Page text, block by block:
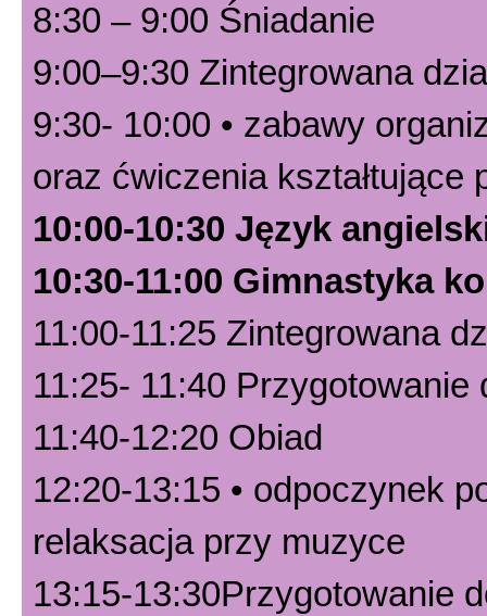
8:30 – 9:00 Śniadanie
9:00–9:30 Zintegrowana
9:30- 10:00 • zabawy
oraz ćwiczenia kształtujące
10:00-10:30 Język
10:30-11:00 Gimnastyka
11:00-11:25 Zintegrowana
11:25- 11:40
11:40-12:20 Obiad
12:20-13:15 • odpoczynek
relaksacja przy muzyce
13:15-13:30Przygotowanie